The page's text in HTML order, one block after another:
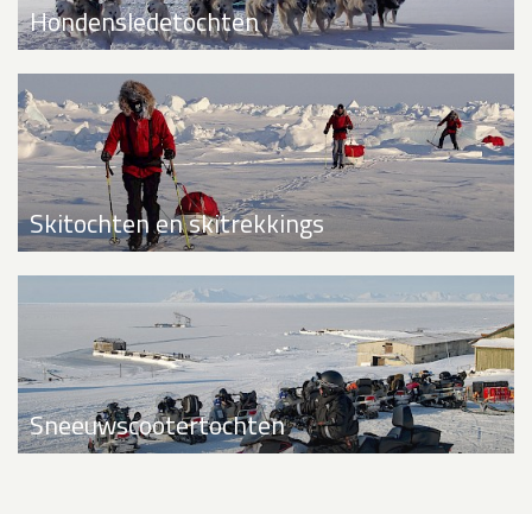
Hondensledetochten
Skitochten en skitrekkings
Sneeuwscootertochten